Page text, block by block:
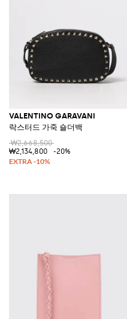
VALENTINO GARAVANI
락스터드 가죽 숄더백
₩2,668,500
₩2,134,800
-20%